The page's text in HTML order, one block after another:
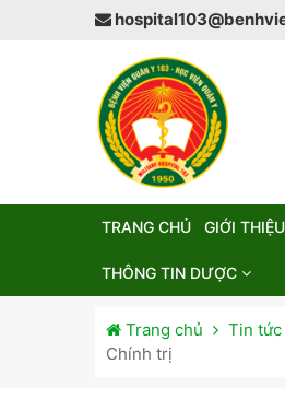
TRANG CHỦ GIỚI THIỆU
THÔNG TIN DƯỢC
Trang chủ Tin tức
Chính trị